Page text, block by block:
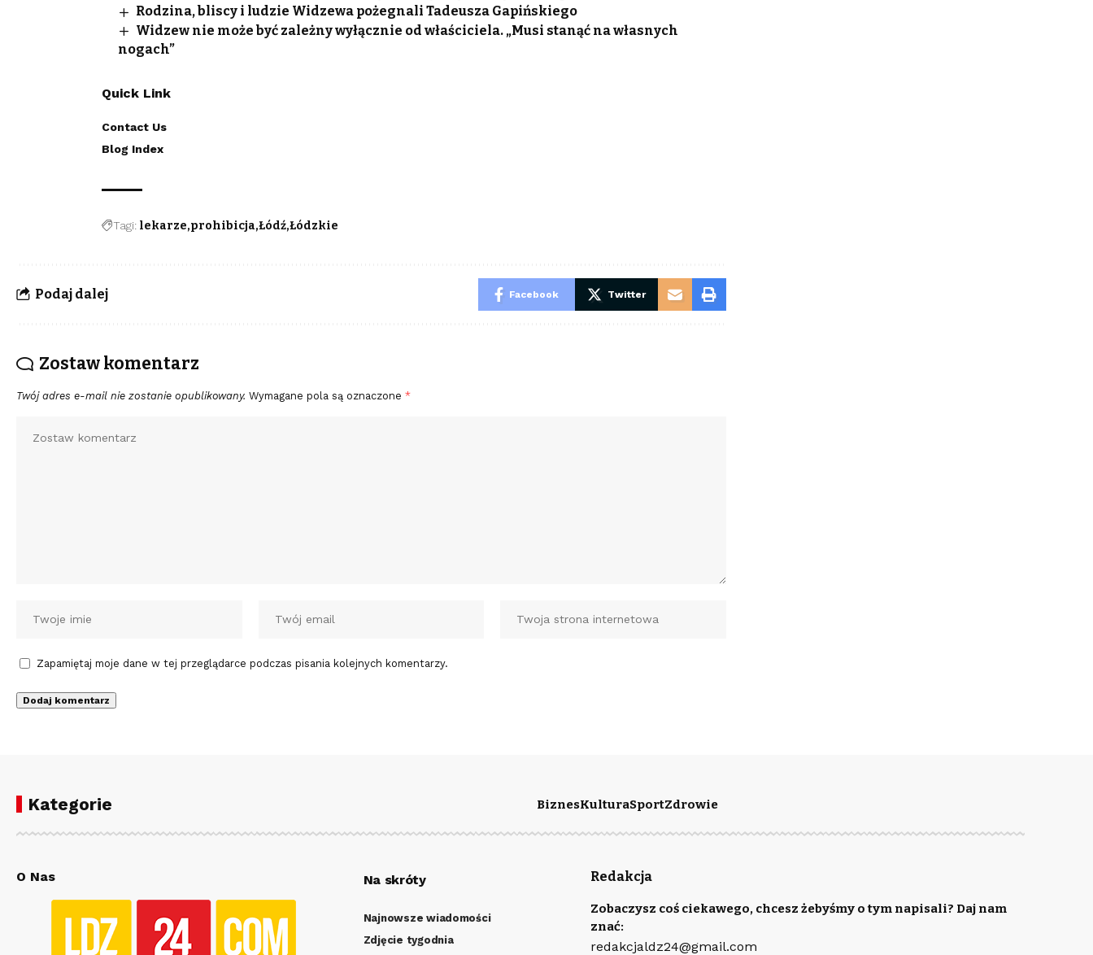
Rodzina, bliscy i ludzie Widzewa pożegnali Tadeusza Gapińskiego
Widzew nie może być zależny wyłącznie od właściciela. „Musi stanąć na własnych
nogach”
Quick Link
Contact Us
Blog Index
Tagi: lekarze prohibicja Łódź Łódzkie
Podaj dalej Facebook Twitter
Zostaw komentarz
Twój adres e-mail nie zostanie opublikowany. Wymagane pola są oznaczone *
Zapamiętaj moje dane w tej przeglądarce podczas pisania kolejnych komentarzy.
Kategorie BiznesKulturaSportZdrowie
O Nas Na skróty
Najnowsze wiadomości
Zdjęcie tygodnia
Redakcja
Zobaczysz coś ciekawego, chcesz żebyśmy o tym napisali? Daj nam
znać:
redakcjaldz24@gmail.com